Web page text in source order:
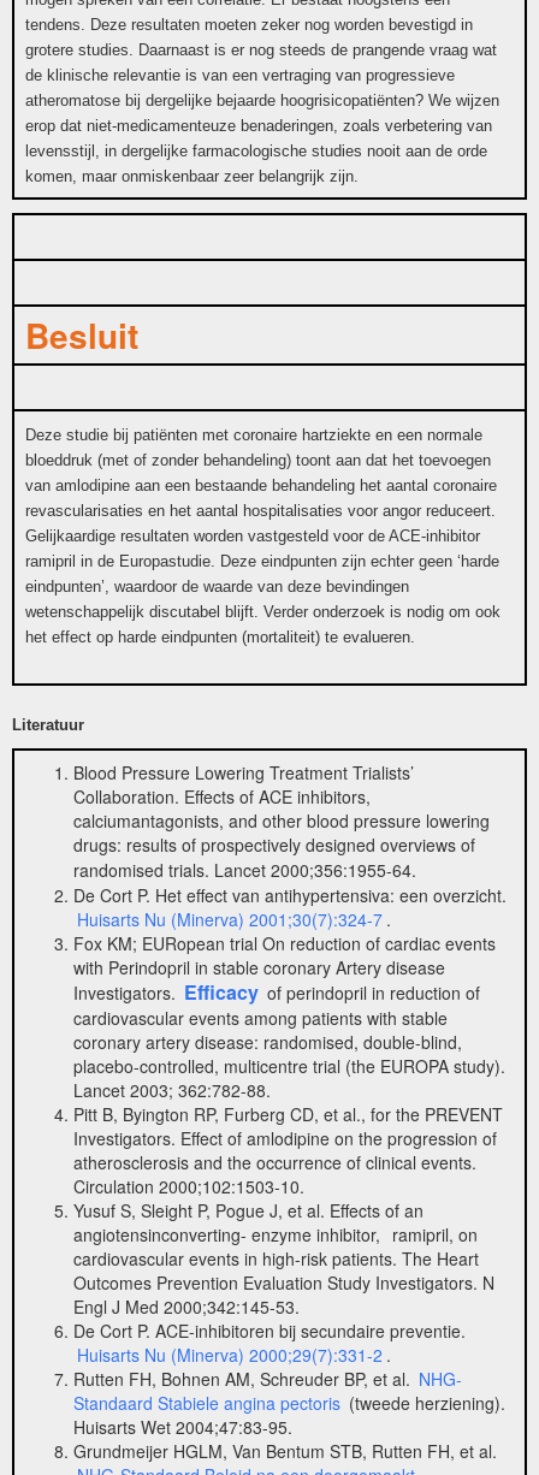
tendens. Deze resultaten moeten zeker nog worden bevestigd in
grotere studies. Daarnaast is er nog steeds de prangende vraag wat
de klinische relevantie is van een vertraging van progressieve
atheromatose bij dergelijke bejaarde hoogrisicopatiënten? We wijzen
erop dat niet-medicamenteuze benaderingen, zoals verbetering van
levensstijl, in dergelijke farmacologische studies nooit aan de orde
komen, maar onmiskenbaar zeer belangrijk zijn.
Besluit
Deze studie bij patiënten met coronaire hartziekte en een normale
bloeddruk (met of zonder behandeling) toont aan dat het toevoegen
van amlodipine aan een bestaande behandeling het aantal coronaire
revascularisaties en het aantal hospitalisaties voor angor reduceert.
Gelijkaardige resultaten worden vastgesteld voor de ACE-inhibitor
ramipril in de Europastudie. Deze eindpunten zijn echter geen ‘harde
eindpunten’, waardoor de waarde van deze bevindingen
wetenschappelijk discutabel blijft. Verder onderzoek is nodig om ook
het effect op harde eindpunten (mortaliteit) te evalueren.
Literatuur
Blood Pressure Lowering Treatment Trialists’
Collaboration. Effects of ACE inhibitors,
calciumantagonists, and other blood pressure lowering
drugs: results of prospectively designed overviews of
randomised trials. Lancet 2000;356:1955-64.
De Cort P. Het effect van antihypertensiva: een overzicht.
Huisarts Nu (Minerva) 2001;30(7):324-7 .
Fox KM; EURopean trial On reduction of cardiac events
with Perindopril in stable coronary Artery disease
Investigators. Efficacy of perindopril in reduction of
cardiovascular events among patients with stable
coronary artery disease: randomised, double-blind,
placebo-controlled, multicentre trial (the EUROPA study).
Lancet 2003; 362:782-88.
Pitt B, Byington RP, Furberg CD, et al., for the PREVENT
Investigators. Effect of amlodipine on the progression of
atherosclerosis and the occurrence of clinical events.
Circulation 2000;102:1503-10.
Yusuf S, Sleight P, Pogue J, et al. Effects of an
angiotensinconverting- enzyme inhibitor, ramipril, on
cardiovascular events in high-risk patients. The Heart
Outcomes Prevention Evaluation Study Investigators. N
Engl J Med 2000;342:145-53.
De Cort P. ACE-inhibitoren bij secundaire preventie.
Huisarts Nu (Minerva) 2000;29(7):331-2 .
Rutten FH, Bohnen AM, Schreuder BP, et al. NHG-
Standaard Stabiele angina pectoris (tweede herziening).
Huisarts Wet 2004;47:83-95.
Grundmeijer HGLM, Van Bentum STB, Rutten FH, et al.